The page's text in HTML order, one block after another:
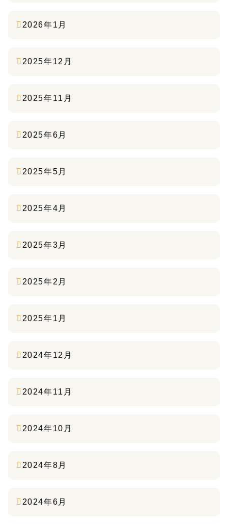
2026年1月
2025年12月
2025年11月
2025年6月
2025年5月
2025年4月
2025年3月
2025年2月
2025年1月
2024年12月
2024年11月
2024年10月
2024年8月
2024年6月